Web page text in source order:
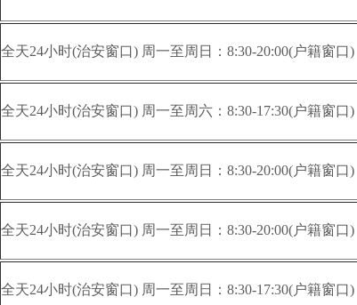
全天24小时(治安窗口) 周一至周日：8:30-20:00(户籍窗口)
全天24小时(治安窗口) 周一至周六：8:30-17:30(户籍窗口)
全天24小时(治安窗口) 周一至周日：8:30-20:00(户籍窗口)
全天24小时(治安窗口) 周一至周日：8:30-20:00(户籍窗口)
全天24小时(治安窗口) 周一至周日：8:30-17:30(户籍窗口)